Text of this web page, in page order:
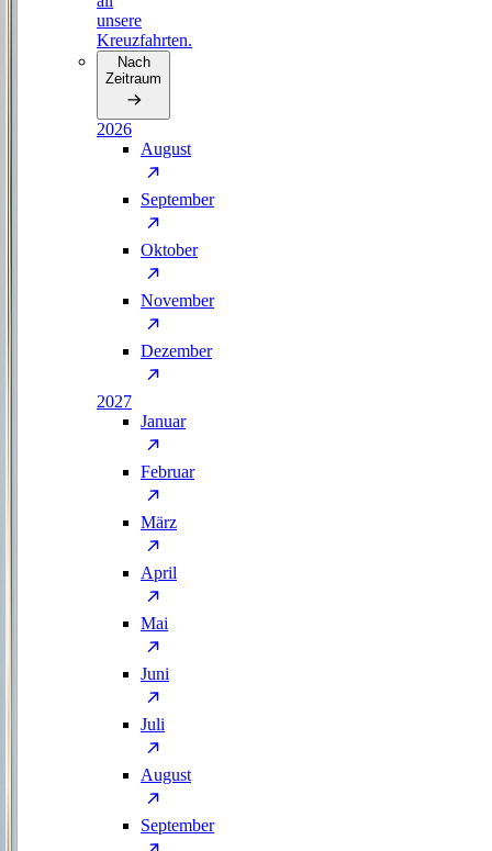
unsere
Kreuzfahrten.
Nach
Zeitraum
2026
August
September
Oktober
November
Dezember
2027
Januar
Februar
März
April
Mai
Juni
Juli
August
September